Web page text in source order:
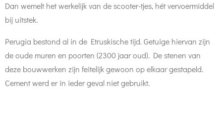
Dan wemelt het werkelijk van de scooter-tjes, hét vervoermiddel
bij uitstek.
Perugia bestond al in de Etruskische tijd. Getuige hiervan zijn
de oude muren en poorten (2300 jaar oud). De stenen van
deze bouwwerken zijn feitelijk gewoon op elkaar gestapeld.
Cement werd er in ieder geval niet gebruikt.